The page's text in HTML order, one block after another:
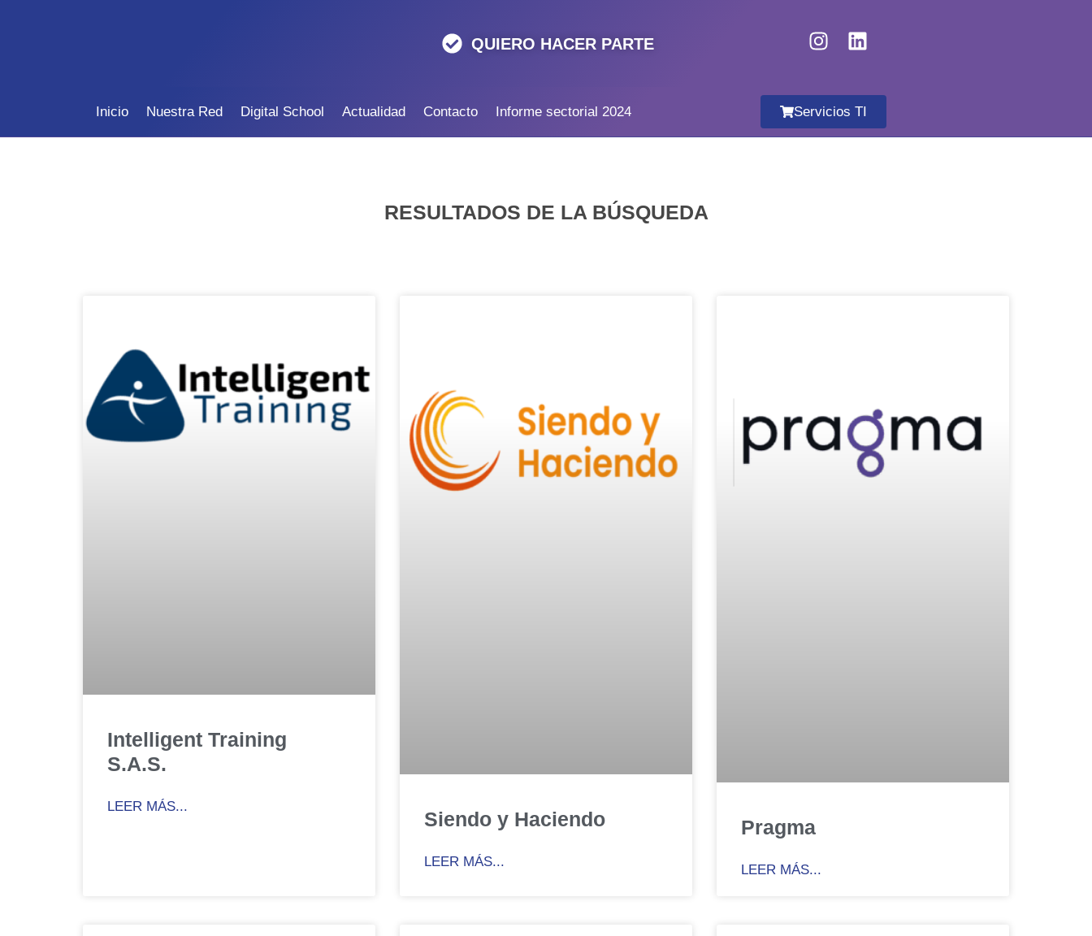
QUIERO HACER PARTE
Inicio Nuestra Red Digital School Actualidad Contacto Informe sectorial 2024 Servicios TI
RESULTADOS DE LA BÚSQUEDA
Intelligent Training
S.A.S.
LEER MÁS...
Siendo y Haciendo
LEER MÁS...
Pragma
LEER MÁS...